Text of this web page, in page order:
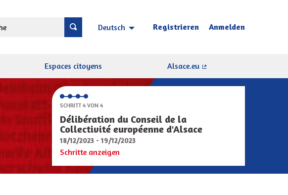
Deutsch Choisir la langue Sprache wählen
Registrieren Anmelden
Espaces citoyens
Alsace.eu
SCHRITT 4 VON 4
Délibération du Conseil de la
Collectivité européenne d'Alsace
18/12/2023 - 19/12/2023
Schritte anzeigen